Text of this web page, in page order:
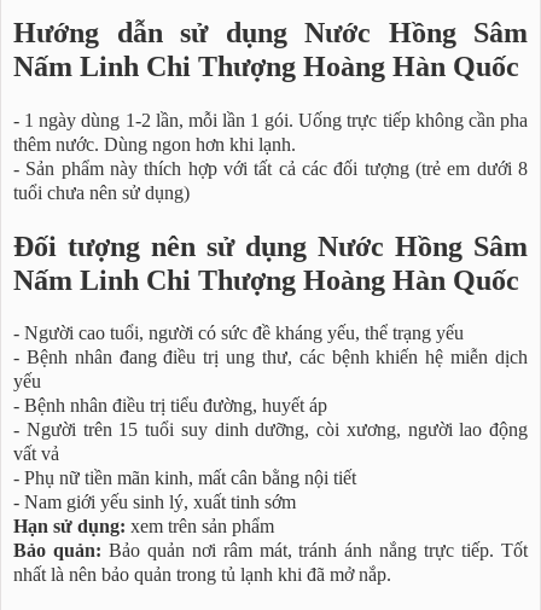
Hướng dẫn sử dụng Nước Hồng Sâm
Nấm Linh Chi Thượng Hoàng Hàn Quốc
- 1 ngày dùng 1-2 lần, mỗi lần 1 gói. Uống trực tiếp không cần pha
thêm nước. Dùng ngon hơn khi lạnh.
- Sản phẩm này thích hợp với tất cả các đối tượng (trẻ em dưới 8
tuổi chưa nên sử dụng)
Đối tượng nên sử dụng Nước Hồng Sâm
Nấm Linh Chi Thượng Hoàng Hàn Quốc
- Người cao tuổi, người có sức đề kháng yếu, thể trạng yếu
- Bệnh nhân đang điều trị ung thư, các bệnh khiến hệ miễn dịch
yếu
- Bệnh nhân điều trị tiểu đường, huyết áp
- Người trên 15 tuổi suy dinh dưỡng, còi xương, người lao động
vất vả
- Phụ nữ tiền mãn kinh, mất cân bằng nội tiết
- Nam giới yếu sinh lý, xuất tinh sớm
Hạn sử dụng: xem trên sản phẩm
Bảo quản: Bảo quản nơi râm mát, tránh ánh nắng trực tiếp. Tốt
nhất là nên bảo quản trong tủ lạnh khi đã mở nắp.